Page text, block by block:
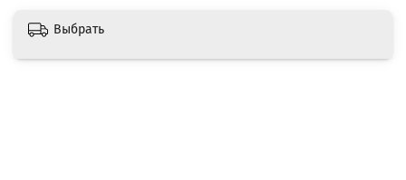
Выбрать